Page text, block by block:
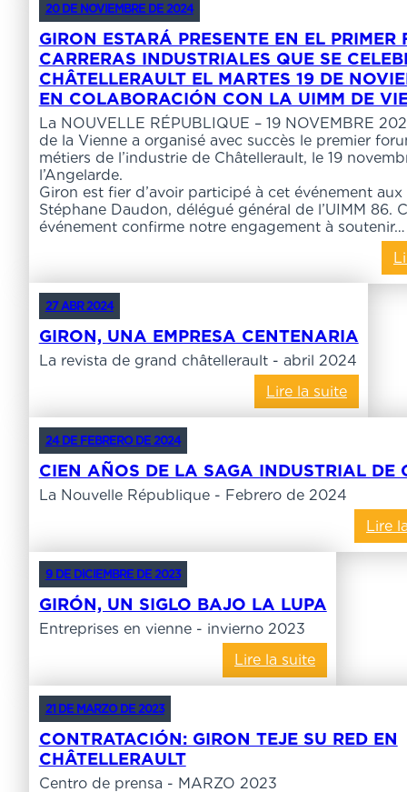
20 DE NOVIEMBRE DE 2024
GIRON ESTARÁ PRESENTE EN EL PRIMER
CARRERAS INDUSTRIALES QUE SE
CHÂTELLERAULT EL MARTES 19 DE
EN COLABORACIÓN CON LA UIMM DE
La NOUVELLE RÉPUBLIQUE – 19 NOVEMBRE
de la Vienne a organisé avec succès le premier
métiers de l’industrie de Châtellerault, le 19
Giron est fier d’avoir participé à cet événement
Stéphane Daudon, délégué général de l’UIMM 86.
événement confirme notre engagement à soutenir…
27 ABR 2024
GIRON, UNA EMPRESA CENTENARIA
La revista de grand châtellerault - abril 2024
Lire la suite
24 DE FEBRERO DE 2024
CIEN AÑOS DE LA SAGA INDUSTRIAL DE
La Nouvelle République - Febrero de 2024
Lire
9 DE DICIEMBRE DE 2023
GIRÓN, UN SIGLO BAJO LA LUPA
Entreprises en vienne - invierno 2023
Lire la suite
21 DE MARZO DE 2023
CONTRATACIÓN: GIRON TEJE SU RED EN
CHÂTELLERAULT
Centro de prensa - MARZO 2023